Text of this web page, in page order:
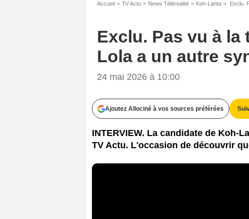
Accueil TV Actu News Télérealité Koh-Lanta Exclu.
Exclu. Pas vu à
Lola a un autre
24 mai 2026 à 10:00
Ajoutez Allociné à vos sources préférées
INTERVIEW. La candidate de Koh-
TV Actu. L'occasion de découvrir